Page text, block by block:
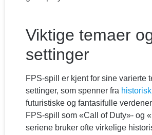
Viktige temaer
settinger
FPS-spill er kjent for sine varierte
settinger, som spenner fra historisk
futuristiske og fantasifulle
FPS-spill som «Call of Duty»- og
seriene bruker ofte virkelige